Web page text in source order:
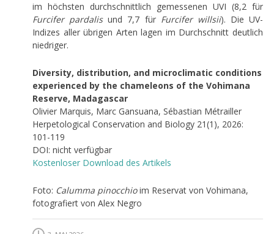
im höchsten durchschnittlich gemessenen UVI (8,2 für
Furcifer pardalisund 7,7 für Furcifer willsii). Die UV-
Indizes aller übrigen Arten lagen im Durchschnitt deutlich
niedriger.
Diversity, distribution, and microclimatic conditions
experienced by the chameleons of the Vohimana
Reserve, Madagascar
Olivier Marquis, Marc Gansuana, Sébastian Métrailler
Herpetological Conservation and Biology 21(1), 2026:
101-119
DOI: nicht verfügbar
Kostenloser Download des Artikels
Foto: Calumma pinocchioim Reservat von Vohimana,
fotografiert von Alex Negro